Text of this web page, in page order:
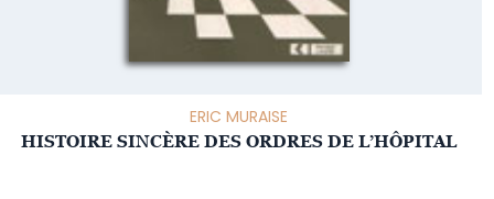
ERIC MURAISE
HISTOIRE SINCÈRE DES ORDRES DE L’HÔPITAL